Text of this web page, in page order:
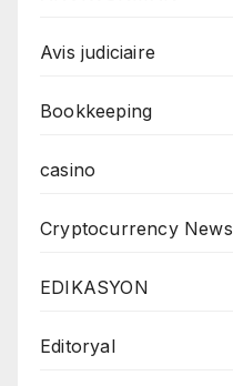
Avis judiciaire
Bookkeeping
casino
Cryptocurrency News
EDIKASYON
Editoryal